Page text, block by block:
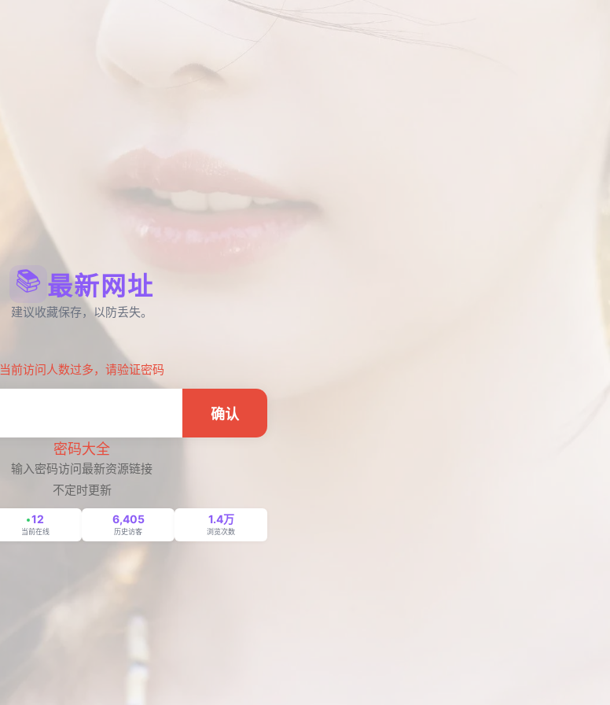
📚 最新网址
建议收藏保存，以防丢失。
当前访问人数过多，请验证密码
确认
密码大全
输入密码访问最新资源链接
不定时更新
12
当前在线
6,405
历史访客
1.4万
浏览次数